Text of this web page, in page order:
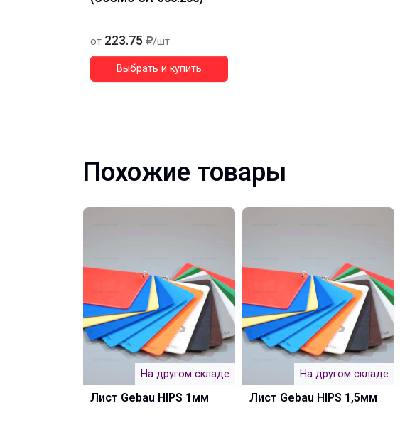
от 223.75 /шт
Выбрать и купить
Похожие товары
На другом складе
Лист Gebau HIPS 1мм
На другом складе
Лист Gebau HIPS 1,5мм